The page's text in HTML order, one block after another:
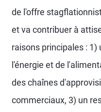
de l'offre
et va contribuer à
raisons principales : 1)
l'énergie et de
des chaînes
commerciaux, 3) un